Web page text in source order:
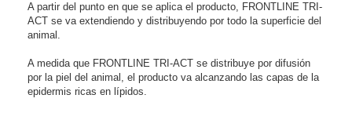
A partir del punto en que se aplica el producto, FRONTLINE TRI-
ACT se va extendiendo y distribuyendo por todo la superficie del
animal.
A medida que FRONTLINE TRI-ACT se distribuye por difusión
por la piel del animal, el producto va alcanzando las capas de la
epidermis ricas en lípidos.